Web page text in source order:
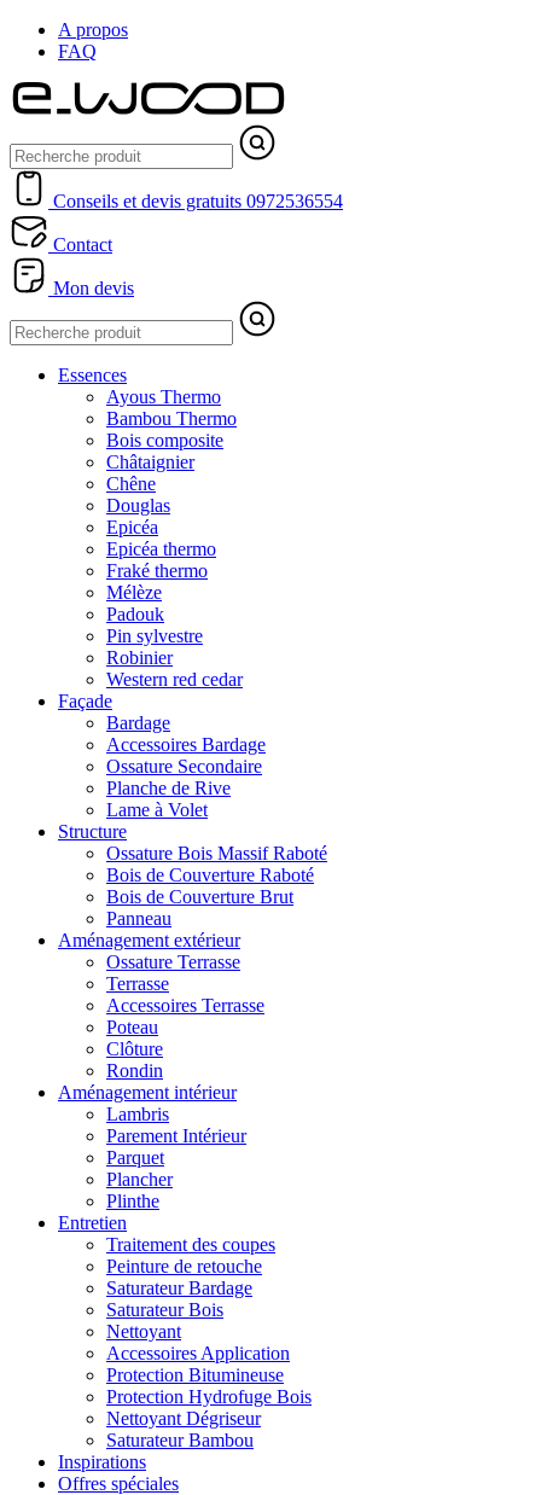
A propos
FAQ
Conseils et devis gratuits 0972536554
Contact
Mon devis
Essences
Ayous Thermo
Bambou Thermo
Bois composite
Châtaignier
Chêne
Douglas
Epicéa
Epicéa thermo
Fraké thermo
Mélèze
Padouk
Pin sylvestre
Robinier
Western red cedar
Façade
Bardage
Accessoires Bardage
Ossature Secondaire
Planche de Rive
Lame à Volet
Structure
Ossature Bois Massif Raboté
Bois de Couverture Raboté
Bois de Couverture Brut
Panneau
Aménagement extérieur
Ossature Terrasse
Terrasse
Accessoires Terrasse
Poteau
Clôture
Rondin
Aménagement intérieur
Lambris
Parement Intérieur
Parquet
Plancher
Plinthe
Entretien
Traitement des coupes
Peinture de retouche
Saturateur Bardage
Saturateur Bois
Nettoyant
Accessoires Application
Protection Bitumineuse
Protection Hydrofuge Bois
Nettoyant Dégriseur
Saturateur Bambou
Inspirations
Offres spéciales